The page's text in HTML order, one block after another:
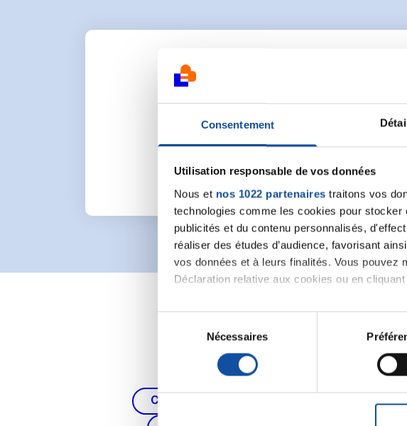
Consentement
Utilisation responsable de vos données
Nous et nos 1022 partenaires traitons vos
technologies comme les cookies pour
publicités et du contenu personnalisés,
réaliser des études d’audience, favorisant
vos données et à leurs finalités. Vous pouvez
Déclaration relative aux cookies ou en
Si vous le permettez, nous aimerions
Collecter des informations sur votre
digitales).
. Vous pouvez modifier ou retirer
c
t
Nécessaires
Pour lancer une nouvelle
Se
Cancer du poumon, de la thyroïde et des